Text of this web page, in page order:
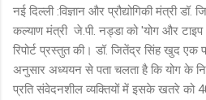
नई दिल्ली :विज्ञान और प्रौद्योगिकी मंत्री
कल्याण मंत्री जे.पी. नड्डा को 'योग और
रिपोर्ट प्रस्तुत की। डॉ. जितेंद्र सिंह खुद एक
अनुसार अध्ययन से पता चलता है कि योग के
प्रति संवेदनशील व्यक्तियों में इसके खतरे को